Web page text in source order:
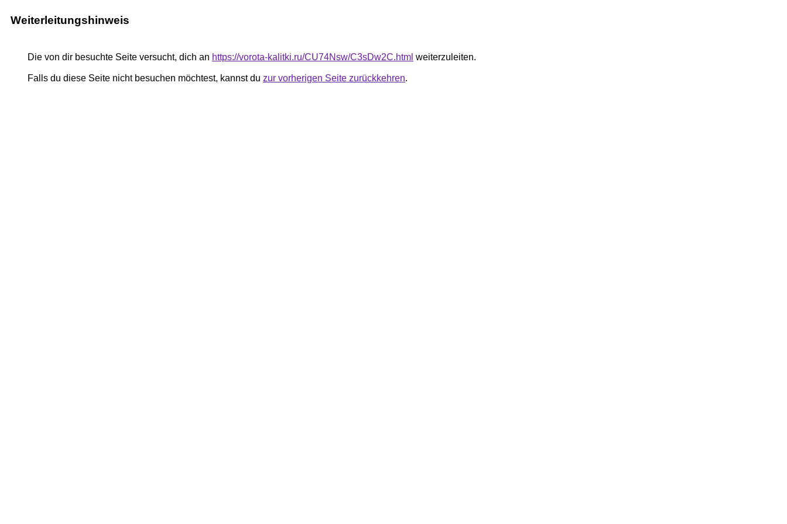
Weiterleitungshinweis
Die von dir besuchte Seite versucht, dich an https://vorota-kalitki.ru/CU74Nsw/C3sDw2C.html weiterzuleiten.
Falls du diese Seite nicht besuchen möchtest, kannst du zur vorherigen Seite zurückkehren.